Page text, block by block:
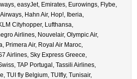
easyJet, Emirates, Eurowings, Flybe,
Hahn Air, Hop!, Iberia,
Cityhopper, Lufthansa,
Airlines, Nouvelair,Olympic Air,
Primera Air, Royal Air Maroc,
Airlines,Sky Express Greece,
TAP Portugal,Tassili Airlines,
TUI fly Belgium,TUIfly,Tunisair,